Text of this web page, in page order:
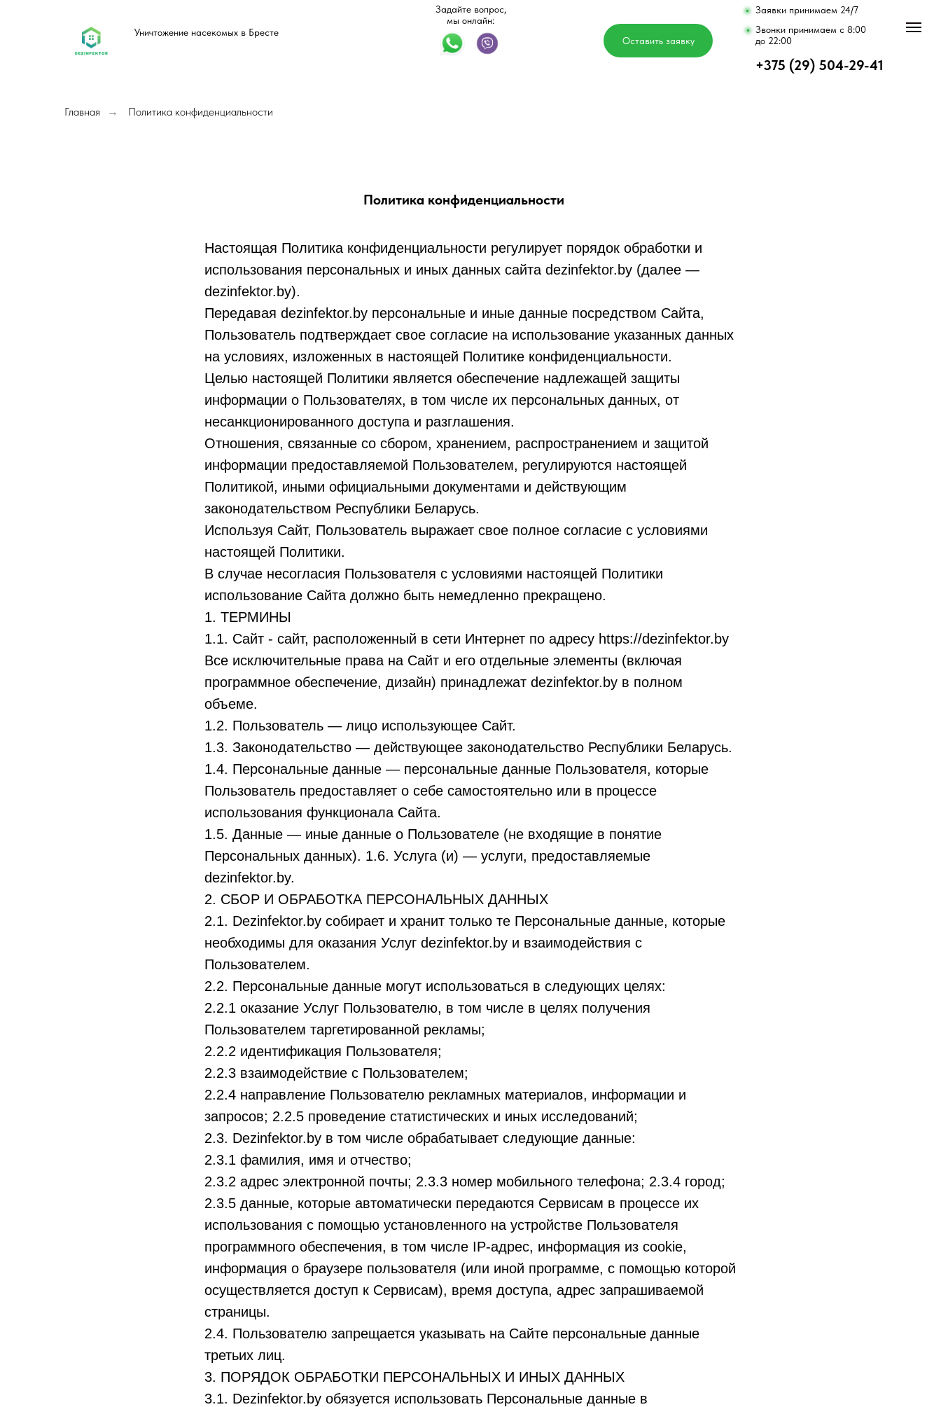
Оставить заявку
Заявки принимаем 24/7
Звонки принимаем c 8:00
до 22:00
+375 (29) 504-29-41
Задайте вопрос,
мы онлайн:
Уничтожение насекомых в Бресте
Главная → Политика конфиденциальности
Настоящая Политика конфиденциальности регулирует порядок обработки и
использования персональных и иных данных сайта dezinfektor.by (далее —
dezinfektor.by).
Передавая dezinfektor.by персональные и иные данные посредством Сайта,
Пользователь подтверждает свое согласие на использование указанных данных
на условиях, изложенных в настоящей Политике конфиденциальности.
Целью настоящей Политики является обеспечение надлежащей защиты
информации о Пользователях, в том числе их персональных данных, от
несанкционированного доступа и разглашения.
Отношения, связанные со сбором, хранением, распространением и защитой
информации предоставляемой Пользователем, регулируются настоящей
Политикой, иными официальными документами и действующим
законодательством Республики Беларусь.
Используя Сайт, Пользователь выражает свое полное согласие с условиями
настоящей Политики.
В случае несогласия Пользователя с условиями настоящей Политики
использование Сайта должно быть немедленно прекращено.
1. ТЕРМИНЫ
1.1. Сайт - сайт, расположенный в сети Интернет по адресу https://dezinfektor.by
Все исключительные права на Сайт и его отдельные элементы (включая
программное обеспечение, дизайн) принадлежат dezinfektor.by в полном
объеме.
1.2. Пользователь — лицо использующее Сайт.
1.3. Законодательство — действующее законодательство Республики Беларусь.
1.4. Персональные данные — персональные данные Пользователя, которые
Пользователь предоставляет о себе самостоятельно или в процессе
использования функционала Сайта.
1.5. Данные — иные данные о Пользователе (не входящие в понятие
Персональных данных). 1.6. Услуга (и) — услуги, предоставляемые
dezinfektor.by.
2. СБОР И ОБРАБОТКА ПЕРСОНАЛЬНЫХ ДАННЫХ
2.1. Dezinfektor.by собирает и хранит только те Персональные данные, которые
необходимы для оказания Услуг dezinfektor.by и взаимодействия с
Пользователем.
2.2. Персональные данные могут использоваться в следующих целях:
2.2.1 оказание Услуг Пользователю, в том числе в целях получения
Пользователем таргетированной рекламы;
2.2.2 идентификация Пользователя;
2.2.3 взаимодействие с Пользователем;
2.2.4 направление Пользователю рекламных материалов, информации и
запросов; 2.2.5 проведение статистических и иных исследований;
2.3. Dezinfektor.by в том числе обрабатывает следующие данные:
2.3.1 фамилия, имя и отчество;
2.3.2 адрес электронной почты; 2.3.3 номер мобильного телефона; 2.3.4 город;
2.3.5 данные, которые автоматически передаются Сервисам в процессе их
использования с помощью установленного на устройстве Пользователя
программного обеспечения, в том числе IP-адрес, информация из cookie,
информация о браузере пользователя (или иной программе, с помощью которой
осуществляется доступ к Сервисам), время доступа, адрес запрашиваемой
страницы.
2.4. Пользователю запрещается указывать на Сайте персональные данные
третьих лиц.
3. ПОРЯДОК ОБРАБОТКИ ПЕРСОНАЛЬНЫХ И ИНЫХ ДАННЫХ
3.1. Dezinfektor.by обязуется использовать Персональные данные в
Политика конфиденциальности